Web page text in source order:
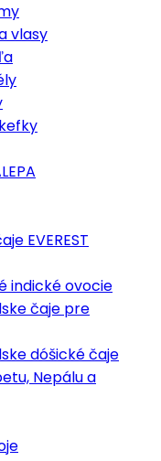
vlasy
EVEREST
indické ovocie
čaje pre
dóšické čaje
Nepálu a